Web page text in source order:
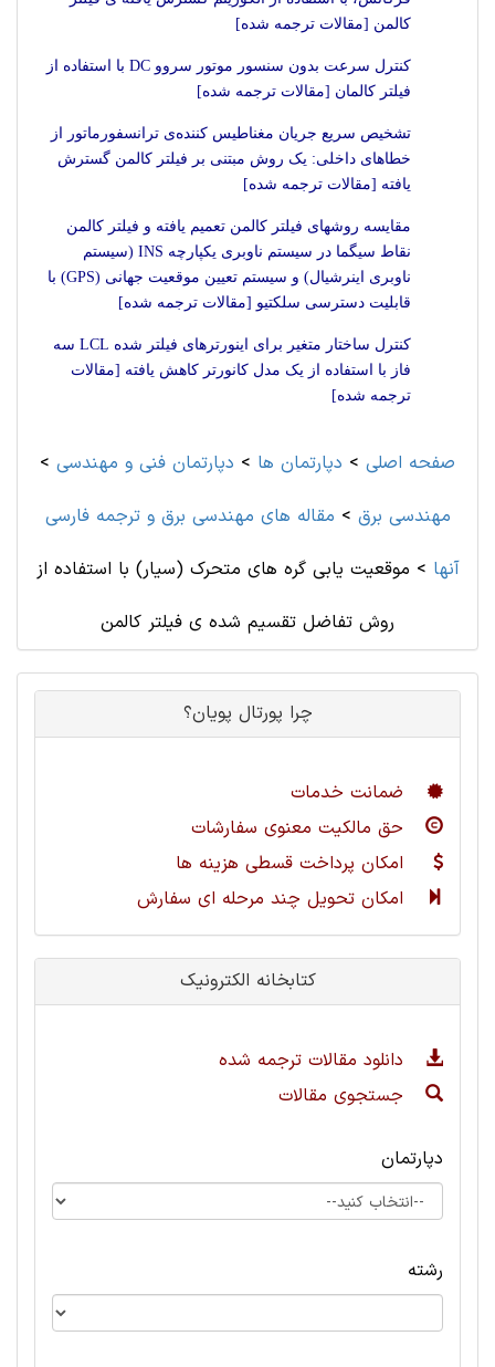
کالمن [مقالات ترجمه شده]
کنترل سرعت بدون سنسور موتور سروو DC با استفاده از
فیلتر کالمان [مقالات ترجمه شده]
تشخیص سریع جریان مغناطیس‌ کننده‌ی ترانسفورماتور از
خطاهای داخلی: یک روش مبتنی بر فیلتر کالمن گسترش
یافته [مقالات ترجمه شده]
مقایسه روشهای فیلتر کالمن تعمیم یافته و فیلتر کالمن
نقاط سیگما در سیستم ناوبری یکپارچه INS (سیستم
ناوبری اینرشیال) و سیستم تعیین موقعیت جهانی (GPS) با
قابلیت دسترسی سلکتیو [مقالات ترجمه شده]
کنترل ساختار متغیر برای اینورترهای فیلتر شده LCL سه
فاز با استفاده از یک مدل کانورتر کاهش یافته [مقالات
ترجمه شده]
صفحه اصلی > دپارتمان ها > دپارتمان فنی و مهندسی >
مهندسی برق > مقاله های مهندسی برق و ترجمه فارسی
آنها > موقعیت یابی گره های متحرک (سیار) با استفاده از
روش تفاضل تقسیم شده ی فیلتر کالمن
چرا پورتال پویان؟
ضمانت خدمات
حق مالکیت معنوی سفارشات
امکان پرداخت قسطی هزینه ها
امکان تحویل چند مرحله ای سفارش
کتابخانه الکترونیک
دانلود مقالات ترجمه شده
جستجوی مقالات
دپارتمان
رشته